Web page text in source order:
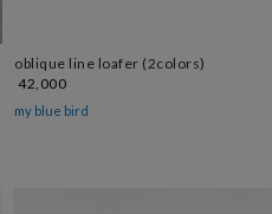
oblique line loafer (2colors)
42,000
my blue bird